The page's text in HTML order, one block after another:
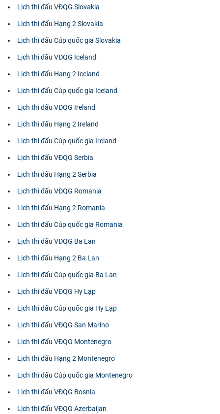
Lịch thi đấu VĐQG Slovakia
Lịch thi đấu Hạng 2 Slovakia
Lịch thi đấu Cúp quốc gia Slovakia
Lịch thi đấu VĐQG Iceland
Lịch thi đấu Hạng 2 Iceland
Lịch thi đấu Cúp quốc gia Iceland
Lịch thi đấu VĐQG Ireland
Lịch thi đấu Hạng 2 Ireland
Lịch thi đấu Cúp quốc gia Ireland
Lịch thi đấu VĐQG Serbia
Lịch thi đấu Hạng 2 Serbia
Lịch thi đấu VĐQG Romania
Lịch thi đấu Hạng 2 Romania
Lịch thi đấu Cúp quốc gia Romania
Lịch thi đấu VĐQG Ba Lan
Lịch thi đấu Hạng 2 Ba Lan
Lịch thi đấu Cúp quốc gia Ba Lan
Lịch thi đấu VĐQG Hy Lạp
Lịch thi đấu Cúp quốc gia Hy Lạp
Lịch thi đấu VĐQG San Marino
Lịch thi đấu VĐQG Montenegro
Lịch thi đấu Hạng 2 Montenegro
Lịch thi đấu Cúp quốc gia Montenegro
Lịch thi đấu VĐQG Bosnia
Lịch thi đấu VĐQG Azerbaijan